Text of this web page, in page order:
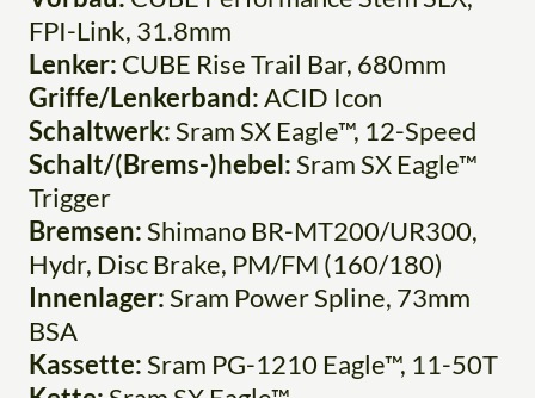
FPI-Link, 31.8mm
Lenker: CUBE Rise Trail Bar, 680mm
Griffe/Lenkerband:ACID Icon
Schaltwerk:Sram SX Eagle™, 12-Speed
Schalt/(Brems-)hebel:Sram SX Eagle™
Trigger
Bremsen:Shimano BR-MT200/UR300,
Hydr, Disc Brake, PM/FM (160/180)
Innenlager:Sram Power Spline, 73mm
BSA
Kassette:Sram PG-1210 Eagle™, 11-50T